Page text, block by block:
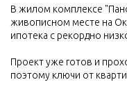
В жилом комплексе
живописном месте на
ипотека с рекордно
Проект уже готов и
поэтому ключи от